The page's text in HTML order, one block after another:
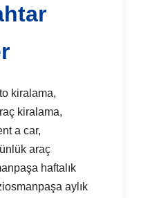
kiralama,
kiralama,
a car,
araç
haftalık
aylık